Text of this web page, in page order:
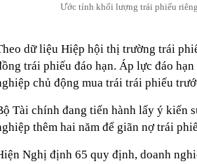
Ước tính khối lượng trái phiếu
dữ liệu Hiệp hội thị trường trái
trái phiếu đáo hạn. Áp lực đáo
chủ động mua trái trái phiếu
Tài chính đang tiến hành lấy ý kiến
thêm hai năm để giãn nợ trái
Nghị định 65 quy định, doanh